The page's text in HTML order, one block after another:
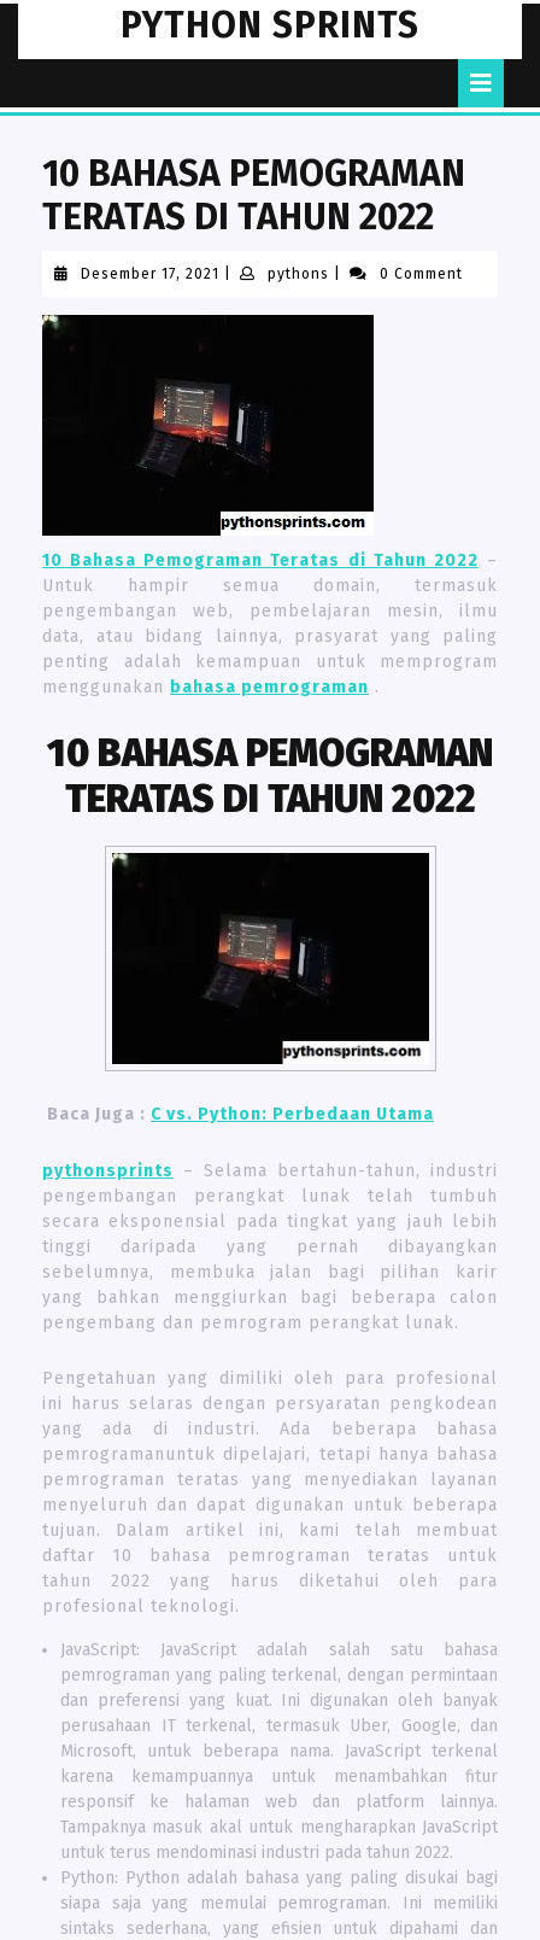
content
PYTHON SPRINTS
10 BAHASA PEMOGRAMAN
TERATAS DI TAHUN 2022
Desember 17, 2021
Desember
2021
pythons pythons0 Comment
10 Bahasa Pemograman Teratas di Tahun 2022 –
Untuk hampir semua domain, termasuk
pengembangan web, pembelajaran mesin, ilmu
data, atau bidang lainnya, prasyarat yang paling
penting adalah kemampuan untuk memprogram
menggunakan bahasa pemrograman .
10 BAHASA PEMOGRAMAN
TERATAS DI TAHUN 2022
Baca Juga : C vs. Python: Perbedaan Utama
pythonsprints
– Selama bertahun-tahun, industri
pengembangan perangkat lunak telah tumbuh
secara eksponensial pada tingkat yang jauh lebih
tinggi daripada yang pernah dibayangkan
sebelumnya, membuka jalan bagi pilihan karir
yang bahkan menggiurkan bagi beberapa calon
pengembang dan pemrogram perangkat lunak.
Pengetahuan yang dimiliki oleh para profesional
ini harus selaras dengan persyaratan pengkodean
yang ada di industri. Ada beberapa bahasa
pemrogramanuntuk dipelajari, tetapi hanya bahasa
pemrograman teratas yang menyediakan layanan
menyeluruh dan dapat digunakan untuk beberapa
tujuan. Dalam artikel ini, kami telah membuat
daftar 10 bahasa pemrograman teratas untuk
tahun 2022 yang harus diketahui oleh para
profesional teknologi.
JavaScript: JavaScript adalah salah satu bahasa
pemrograman yang paling terkenal, dengan permintaan
dan preferensi yang kuat. Ini digunakan oleh banyak
perusahaan IT terkenal, termasuk Uber, Google, dan
Microsoft, untuk beberapa nama. JavaScript terkenal
karena kemampuannya untuk menambahkan fitur
responsif ke halaman web dan platform lainnya.
Tampaknya masuk akal untuk mengharapkan JavaScript
untuk terus mendominasi industri pada tahun 2022.
Python: Python adalah bahasa yang paling disukai bagi
siapa saja yang memulai pemrograman. Ini memiliki
sintaks sederhana, yang efisien untuk dipahami dan